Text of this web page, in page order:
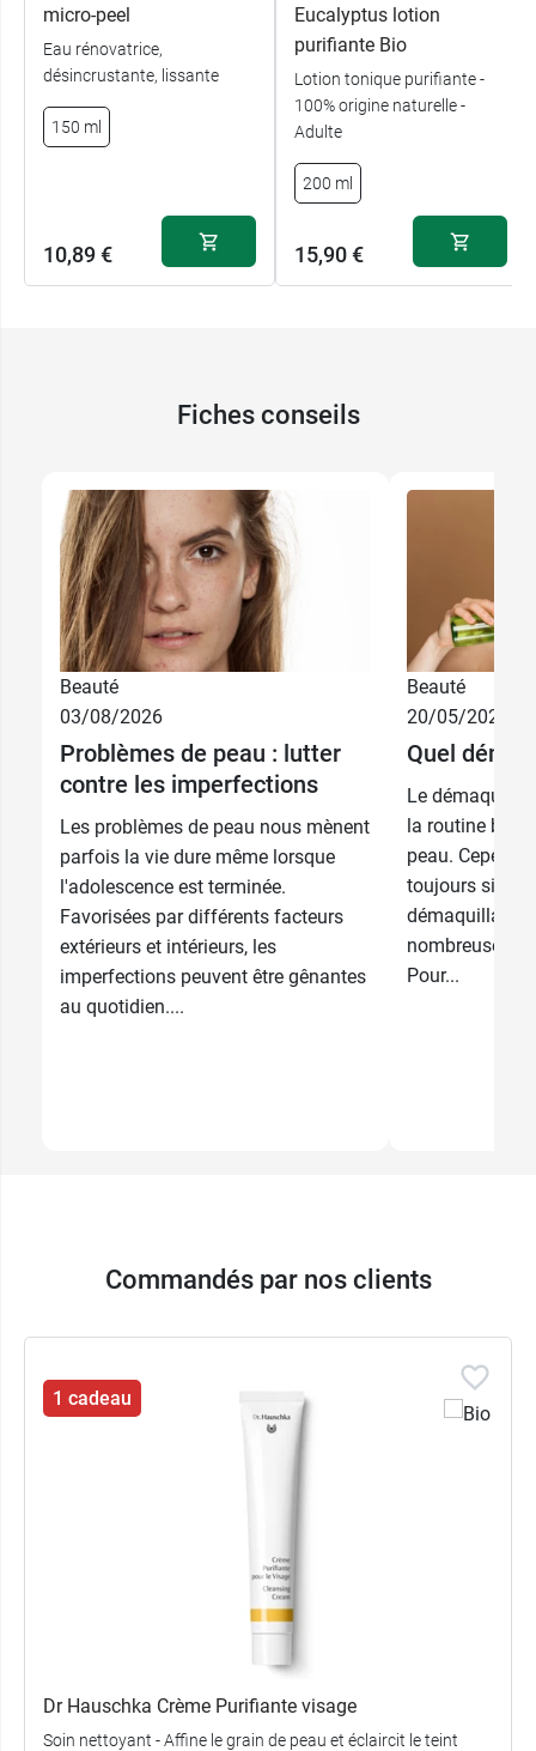
et/ou du Commerce Equitable
: Vaporisateur de 100 ml
micro-peel
Eau rénovatrice,
désincrustante, lissante
150 ml
10,89 €
Eucalyptus lotion
purifiante Bio
Lotion tonique purifiante -
100% origine naturelle -
Adulte
200 ml
15,90 €
Fiches conseils
Beauté
03/08/2026
Problèmes de peau : lutter
contre les imperfections
Les problèmes de peau nous mènent
parfois la vie dure même lorsque
l'adolescence est terminée.
Favorisées par différents facteurs
extérieurs et intérieurs, les
imperfections peuvent être gênantes
au quotidien....
Beauté
20/05/2026
Quel
Le
la routine
peau.
toujours
démaquillant
nombreuses
Pour...
Commandés par nos clients
1 cadeau
Dr Hauschka Crème Purifiante visage
Soin nettoyant - Affine le grain de peau et éclaircit le teint